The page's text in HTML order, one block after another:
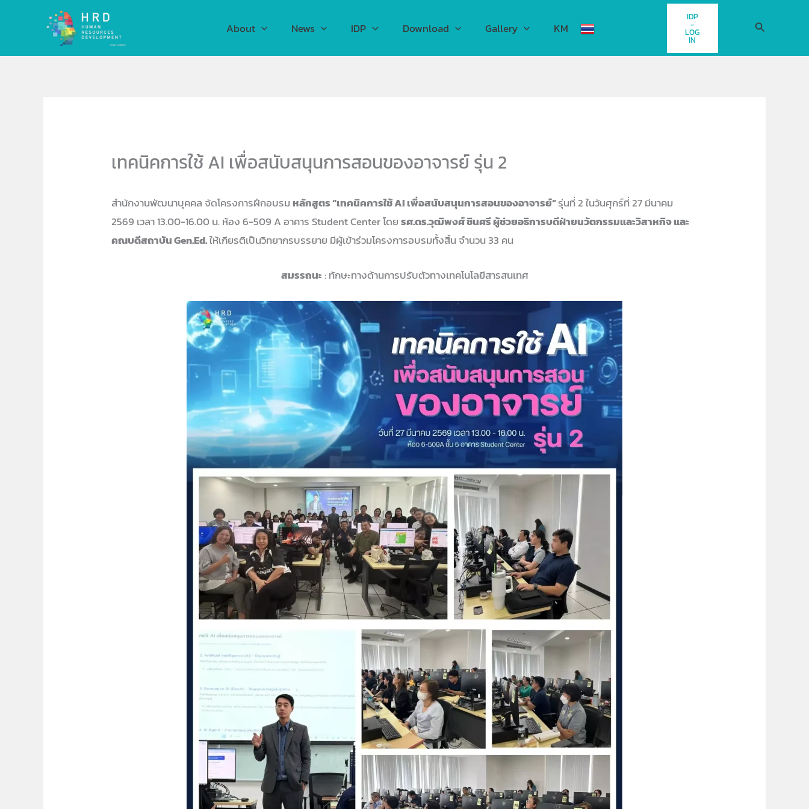
About News IDP Download Gallery KM
IDP
-
LOG
IN
Search
เทคนิคการใช้ AI เพื่อสนับสนุนการสอนของอาจารย์ รุ่น 2
สำนักงานพัฒนาบุคคล จัดโครงการฝึกอบรมหลักสูตร “เทคนิคการใช้ AI เพื่อสนับสนุนการสอนของอาจารย์”รุ่นที่ 2 ในวันศุกร์ที่ 27 มีนาคม
2569 เวลา 13.00-16.00 น. ห้อง 6-509 A อาคาร Student Center โดยรศ.ดร.วุฒิพงศ์ ชินศรี ผู้ช่วยอธิการบดีฝ่ายนวัตกรรมและวิสาหกิจ และ
คณบดีสถาบัน Gen.Ed.ให้เกียรติเป็นวิทยากรบรรยาย มีผู้เข้าร่วมโครงการอบรมทั้งสิ้น จำนวน 33 คน
สมรรถนะ: ทักษะทางด้านการปรับตัวทางเทคโนโลยีสารสนเทศ